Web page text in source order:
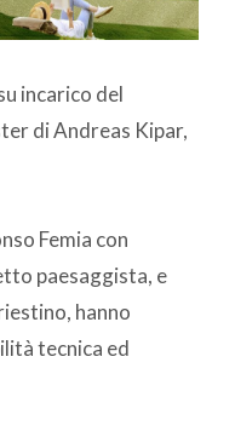
incarico del
di Andreas Kipar,
Femia con
paesaggista, e
hanno
tecnica ed